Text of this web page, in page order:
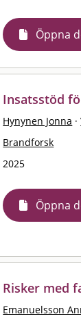
Öppna
Insatsstöd
Hynynen Jonna ·
Brandforsk
2025
Öppna
Risker med
Emanuelsson